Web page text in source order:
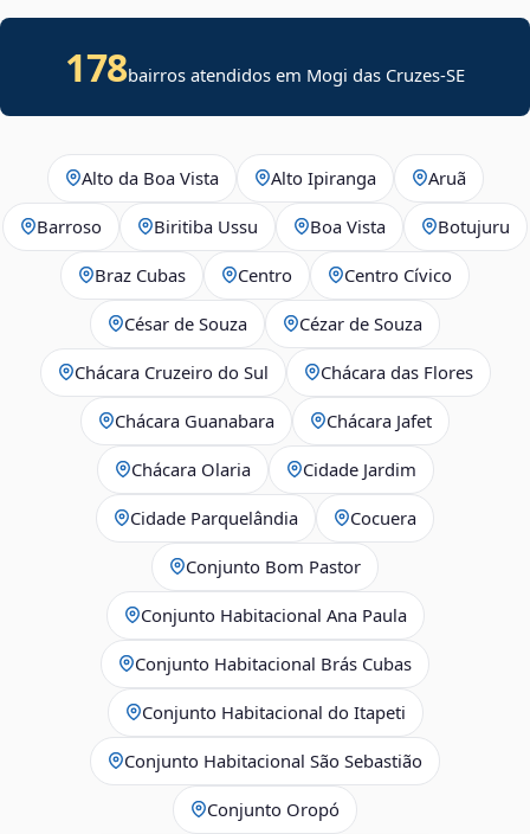
178bairros atendidos em Mogi das Cruzes-SE
Alto da Boa Vista Alto Ipiranga Aruã
Barroso Biritiba Ussu Boa Vista Botujuru
Braz Cubas Centro Centro Cívico
César de Souza Cézar de Souza
Chácara Cruzeiro do Sul Chácara das Flores
Chácara Guanabara Chácara Jafet
Chácara Olaria Cidade Jardim
Cidade Parquelândia Cocuera
Conjunto Bom Pastor
Conjunto Habitacional Ana Paula
Conjunto Habitacional Brás Cubas
Conjunto Habitacional do Itapeti
Conjunto Habitacional São Sebastião
Conjunto Oropó